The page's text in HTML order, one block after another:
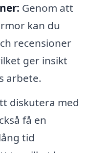
Genom att
kan du
recensioner
ger insikt
arbete.
diskutera med
få en
tid